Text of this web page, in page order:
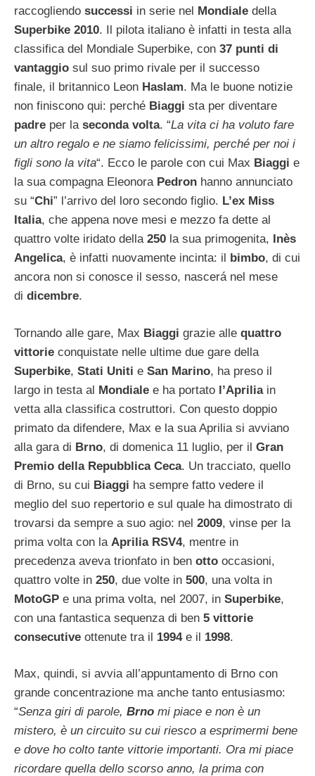
raccogliendo successi in serie nel Mondiale della
Superbike 2010. Il pilota italiano è infatti in testa alla
classifica del Mondiale Superbike, con 37 punti di
vantaggio sul suo primo rivale per il successo
finale, il britannico Leon Haslam. Ma le buone notizie
non finiscono qui: perché Biaggi sta per diventare
padre per la seconda volta. “La vita ci ha voluto fare
un altro regalo e ne siamo felicissimi, perché per noi i
figli sono la vita“. Ecco le parole con cui Max Biaggi e
la sua compagna Eleonora Pedron hanno annunciato
su “Chi” l’arrivo del loro secondo figlio. L’ex Miss
Italia, che appena nove mesi e mezzo fa dette al
quattro volte iridato della 250 la sua primogenita, Inès
Angelica, è infatti nuovamente incinta: il bimbo, di cui
ancora non si conosce il sesso, nascerá nel mese
di dicembre.
Tornando alle gare, Max Biaggi grazie alle quattro
vittorie conquistate nelle ultime due gare della
Superbike, Stati Uniti e San Marino, ha preso il
largo in testa al Mondiale e ha portato l’Apriliain
vetta alla classifica costruttori. Con questo doppio
primato da difendere, Max e la sua Aprilia si avviano
alla gara di Brno, di domenica 11 luglio, per il Gran
Premio della Repubblica Ceca. Un tracciato, quello
di Brno, su cui Biaggi ha sempre fatto vedere il
meglio del suo repertorio e sul quale ha dimostrato di
trovarsi da sempre a suo agio: nel 2009, vinse per la
prima volta con la Aprilia RSV4, mentre in
precedenza aveva trionfato in ben otto occasioni,
quattro volte in 250, due volte in 500, una volta in
MotoGP e una prima volta, nel 2007, in Superbike,
con una fantastica sequenza di ben 5 vittorie
consecutive ottenute tra il 1994e il 1998.
Max, quindi, si avvia all’appuntamento di Brno con
grande concentrazione ma anche tanto entusiasmo:
“Senza giri di parole, Brno mi piace e non è un
mistero, è un circuito su cui riesco a esprimermi bene
e dove ho colto tante vittorie importanti. Ora mi piace
ricordare quella dello scorso anno, la prima con